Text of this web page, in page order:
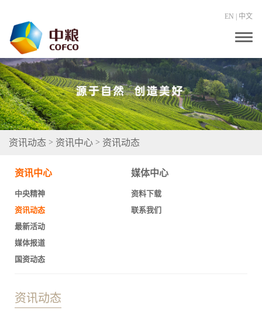
EN 中文
T
g
g
e
n
a
v
i
资讯动态 > 资讯中心 > 资讯动态
资讯中心
中央精神
资讯动态
最新活动
媒体报道
国资动态
媒体中心
资料下载
联系我们
资讯动态